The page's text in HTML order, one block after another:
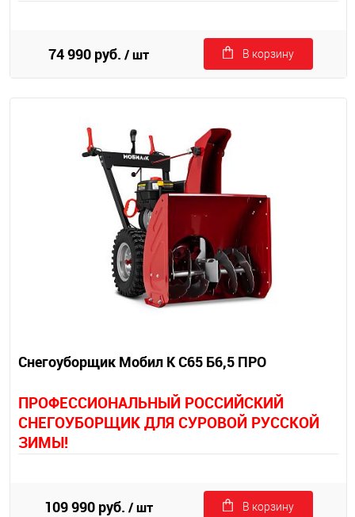
74 990 руб. / шт В корзину
Снегоуборщик Мобил К С65 Б6,5 ПРО
ПРОФЕССИОНАЛЬНЫЙ РОССИЙСКИЙ
СНЕГОУБОРЩИК ДЛЯ СУРОВОЙ РУССКОЙ
ЗИМЫ!
109 990 руб. / шт В корзину